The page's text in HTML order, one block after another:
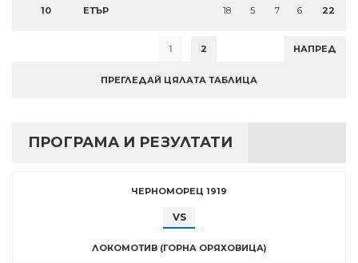
10 ЕТЪР 18 5 7 6 22
1 2 НАПРЕД
ПРЕГЛЕДАЙ ЦЯЛАТА ТАБЛИЦА
ПРОГРАМА И РЕЗУЛТАТИ
ЧЕРНОМОРЕЦ 1919
VS
ЛОКОМОТИВ (ГОРНА ОРЯХОВИЦА)